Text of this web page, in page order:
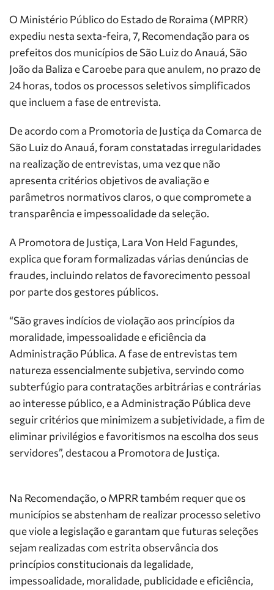
O Ministério Público do Estado de Roraima (MPRR)
expediu nesta sexta-feira, 7, Recomendação para os
prefeitos dos municípios de São Luiz do Anauá, São
João da Baliza e Caroebe para que anulem, no prazo de
24 horas, todos os processos seletivos simplificados
que incluem a fase de entrevista.
De acordo com a Promotoria de Justiça da Comarca de
São Luiz do Anauá, foram constatadas irregularidades
na realização de entrevistas, uma vez que não
apresenta critérios objetivos de avaliação e
parâmetros normativos claros, o que compromete a
transparência e impessoalidade da seleção.
A Promotora de Justiça, Lara Von Held Fagundes,
explica que foram formalizadas várias denúncias de
fraudes, incluindo relatos de favorecimento pessoal
por parte dos gestores públicos.
“São graves indícios de violação aos princípios da
moralidade, impessoalidade e eficiência da
Administração Pública. A fase de entrevistas tem
natureza essencialmente subjetiva, servindo como
subterfúgio para contratações arbitrárias e contrárias
ao interesse público, e a Administração Pública deve
seguir critérios que minimizem a subjetividade, a fim de
eliminar privilégios e favoritismos na escolha dos seus
servidores”, destacou a Promotora de Justiça.
Na Recomendação, o MPRR também requer que os
municípios se abstenham de realizar processo seletivo
que viole a legislação e garantam que futuras seleções
sejam realizadas com estrita observância dos
princípios constitucionais da legalidade,
impessoalidade, moralidade, publicidade e eficiência,